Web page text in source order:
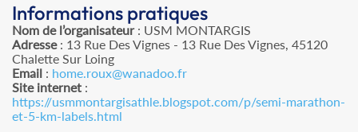
Informations pratiques
Nom de l’organisateur: USM MONTARGIS
Adresse: 13 Rue Des Vignes - 13 Rue Des Vignes, 45120
Chalette Sur Loing
Email : home.roux@wanadoo.fr
Site internet :
https://usmmontargisathle.blogspot.com/p/semi-marathon-
et-5-km-labels.html